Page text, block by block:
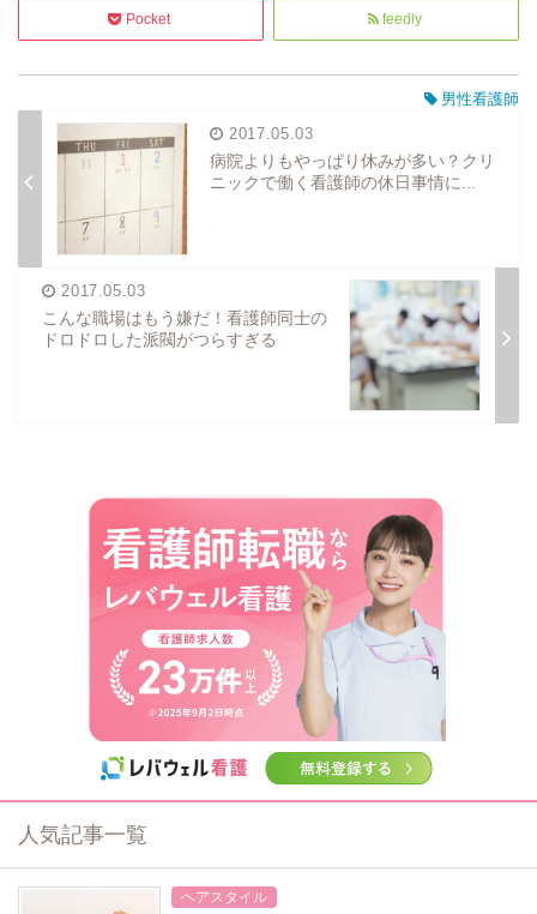
Pocket feedly
男性看護師
2017.05.03
病院よりもやっぱり休みが多い？クリ
ニックで働く看護師の休日事情に...
2017.05.03
こんな職場はもう嫌だ！看護師同士の
ドロドロした派閥がつらすぎる
人気記事一覧
ヘアスタイル